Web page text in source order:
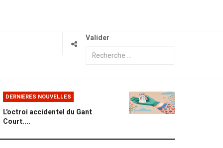
Valider
DERNIERES NOUVELLES
L'octroi accidentel du Gant
Court....